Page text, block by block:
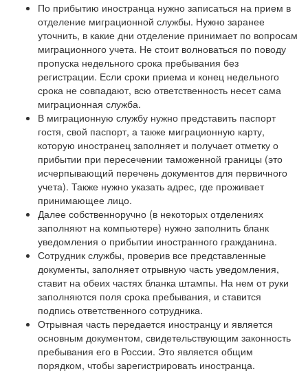
По прибытию иностранца нужно записаться на прием в
отделение миграционной службы. Нужно заранее
уточнить, в какие дни отделение принимает по вопросам
миграционного учета. Не стоит волноваться по поводу
пропуска недельного срока пребывания без
регистрации. Если сроки приема и конец недельного
срока не совпадают, всю ответственность несет сама
миграционная служба.
В миграционную службу нужно представить паспорт
гостя, свой паспорт, а также миграционную карту,
которую иностранец заполняет и получает отметку о
прибытии при пересечении таможенной границы (это
исчерпывающий перечень документов для первичного
учета). Также нужно указать адрес, где проживает
принимающее лицо.
Далее собственноручно (в некоторых отделениях
заполняют на компьютере) нужно заполнить бланк
уведомления о прибытии иностранного гражданина.
Сотрудник службы, проверив все представленные
документы, заполняет отрывную часть уведомления,
ставит на обеих частях бланка штампы. На нем от руки
заполняются поля срока пребывания, и ставится
подпись ответственного сотрудника.
Отрывная часть передается иностранцу и является
основным документом, свидетельствующим законность
пребывания его в России. Это является общим
порядком, чтобы зарегистрировать иностранца.